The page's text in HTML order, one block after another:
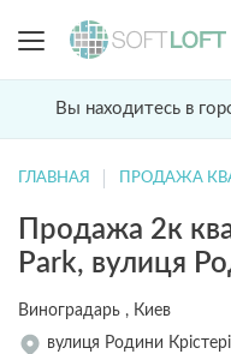
Вы находитесь в
ГЛАВНАЯ ПРОДАЖА
Продажа 2к
Park, вулиця
Виноградарь , Киев
вулиця Родини